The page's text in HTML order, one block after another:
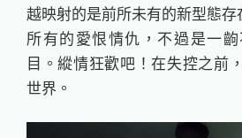
越映射的是前所未有的新型態存
所有的愛恨情仇，不過是一
目。縱情狂歡吧！在失控之前
世界。